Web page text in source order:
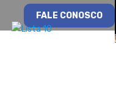
FALE CONOSCO